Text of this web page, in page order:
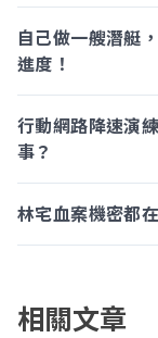
自己做一艘潛艇
進度！
行動網路降速演
事？
林宅血案機密都
相關文章